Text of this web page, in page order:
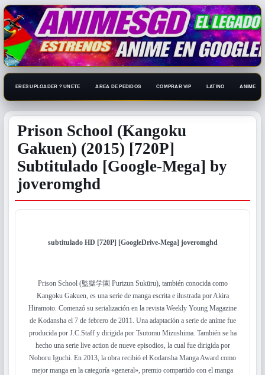
ERES UPLOADER ? UNETE AREA DE PEDIDOS COMPRAR VIP LATINO ANIME
Prison School (Kangoku
Gakuen) (2015) [720P]
Subtitulado [Google-Mega] by
joveromghd
subtitulado HD [720P] [GoogleDrive-Mega] joveromghd
Prison School (監獄学園 Purizun Sukūru), también conocida como
Kangoku Gakuen, es una serie de manga escrita e ilustrada por Akira
Hiramoto. Comenzó su serialización en la revista Weekly Young Magazine
de Kodansha el 7 de febrero de 2011. Una adaptación a serie de anime fue
producida por J.C.Staff y dirigida por Tsutomu Mizushima. También se ha
hecho una serie live action de nueve episodios, la cual fue dirigida por
Noboru Iguchi. En 2013, la obra recibió el Kodansha Manga Award como
mejor manga en la categoría «general», premio compartido con el manga